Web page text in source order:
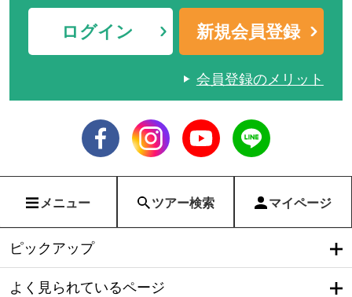
ログイン 新規会員登録
会員登録のメリット
メニュー ツアー検索 マイページ
ピックアップ
よく見られているページ